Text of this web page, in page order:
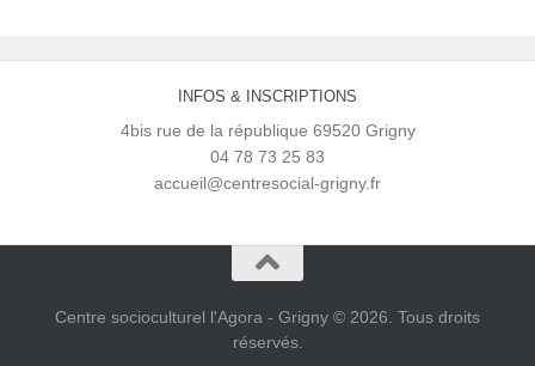
INFOS & INSCRIPTIONS
4bis rue de la république 69520 Grigny
04 78 73 25 83
accueil@centresocial-grigny.fr
Centre socioculturel l'Agora - Grigny © 2026. Tous droits
réservés.